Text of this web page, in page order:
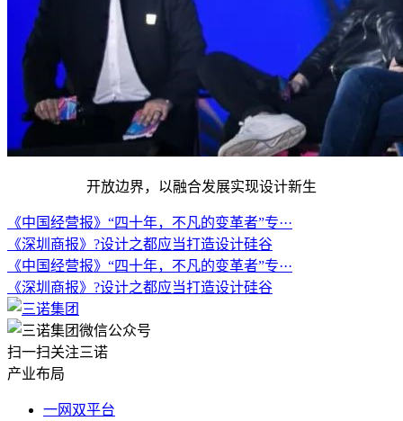
开放边界，以融合发展实现设计新生
《中国经营报》“四十年，不凡的变革者”专···
《深圳商报》?设计之都应当打造设计硅谷
《中国经营报》“四十年，不凡的变革者”专···
《深圳商报》?设计之都应当打造设计硅谷
扫一扫关注三诺
产业布局
一网双平台